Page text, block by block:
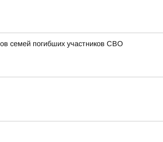
семей погибших участников СВО